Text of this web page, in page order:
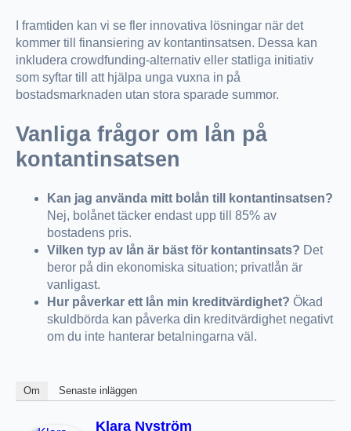
I framtiden kan vi se fler innovativa lösningar när det
kommer till finansiering av kontantinsatsen. Dessa kan
inkludera crowdfunding-alternativ eller statliga initiativ
som syftar till att hjälpa unga vuxna in på
bostadsmarknaden utan stora sparade summor.
Vanliga frågor om lån på
kontantinsatsen
Kan jag använda mitt bolån till kontantinsatsen?
Nej, bolånet täcker endast upp till 85% av
bostadens pris.
Vilken typ av lån är bäst för kontantinsats? Det
beror på din ekonomiska situation; privatlån är
vanligast.
Hur påverkar ett lån min kreditvärdighet? Ökad
skuldbörda kan påverka din kreditvärdighet negativt
om du inte hanterar betalningarna väl.
Om Senaste inläggen
Klara Nyström